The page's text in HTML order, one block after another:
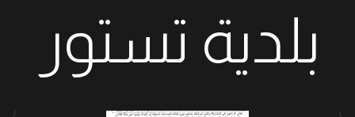
بلدية تستور